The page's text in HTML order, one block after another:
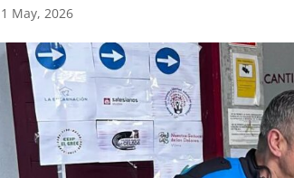
May, 2026